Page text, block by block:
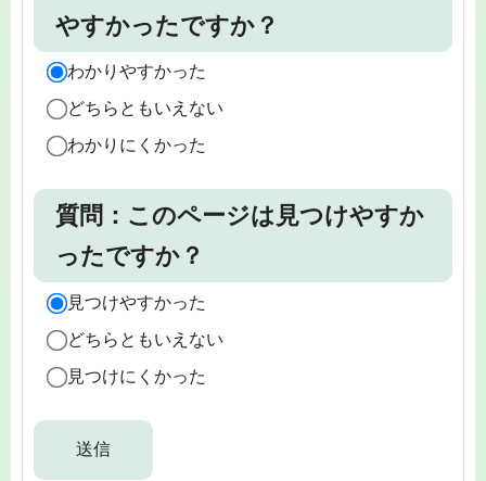
やすかったですか？
わかりやすかった
どちらともいえない
わかりにくかった
質問：このページは見つけやすか
ったですか？
見つけやすかった
どちらともいえない
見つけにくかった